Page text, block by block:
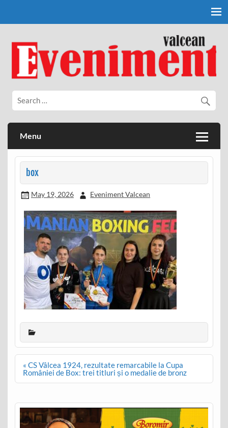
Eveniment Valcean
Menu
box
May 19, 2026 Eveniment Valcean
Post
navigation
« CS Vâlcea 1924, rezultate remarcabile la Cupa
României de Box: trei titluri și o medalie de bronz